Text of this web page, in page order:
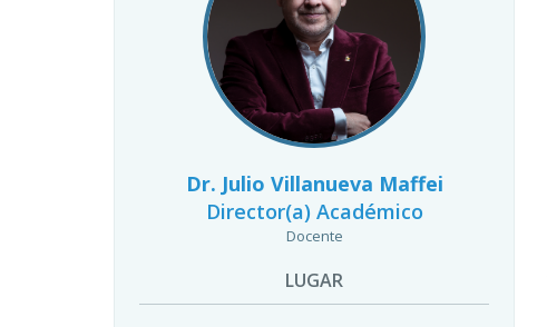
Dr. Julio Villanueva Maffei
Director(a) Académico
Docente
LUGAR